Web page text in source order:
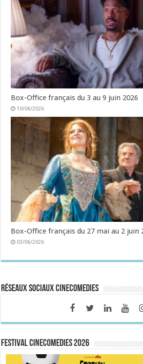
Box-Office français du 3 au 9 juin 2026
10/06/2026
Box-Office français du 27 mai au 2 juin
03/06/2026
Réseaux sociaux CineComedies
FESTIVAL CINECOMEDIES 2026